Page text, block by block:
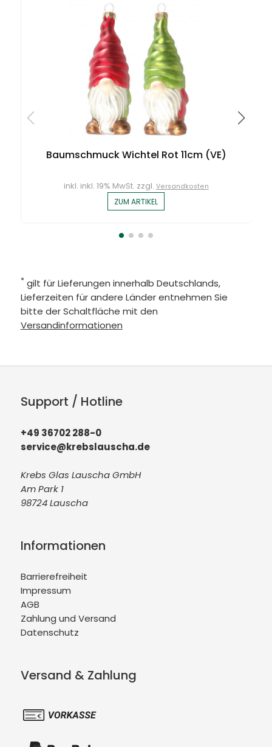
Baumschmuck Wichtel Rot 11cm (VE)
inkl. inkl. 19% MwSt. zzgl. Versandkosten
ZUM ARTIKEL
* gilt für Lieferungen innerhalb Deutschlands,
Lieferzeiten für andere Länder entnehmen Sie
bitte der Schaltfläche mit den
Versandinformationen
Support / Hotline
+49 36702 288-0
service@krebslauscha.de
Krebs Glas Lauscha GmbH
Am Park 1
98724 Lauscha
Informationen
Barrierefreiheit
Impressum
AGB
Zahlung und Versand
Datenschutz
Versand & Zahlung